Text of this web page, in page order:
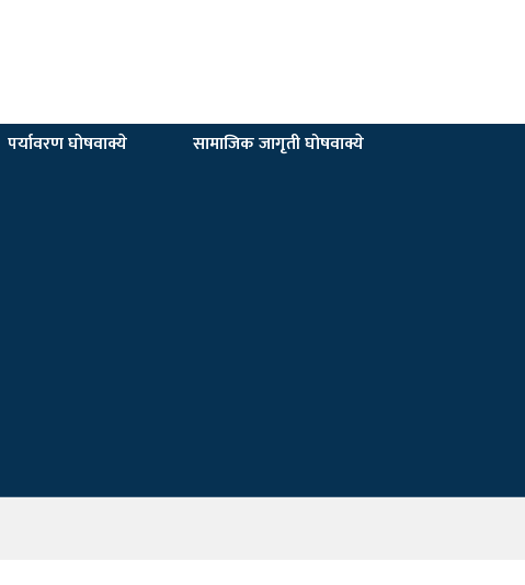
पर्यावरण घोषवाक्ये सामाजिक जागृती घोषवाक्ये